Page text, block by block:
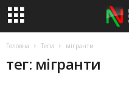
Головна Теги мігранти
тег: мігранти